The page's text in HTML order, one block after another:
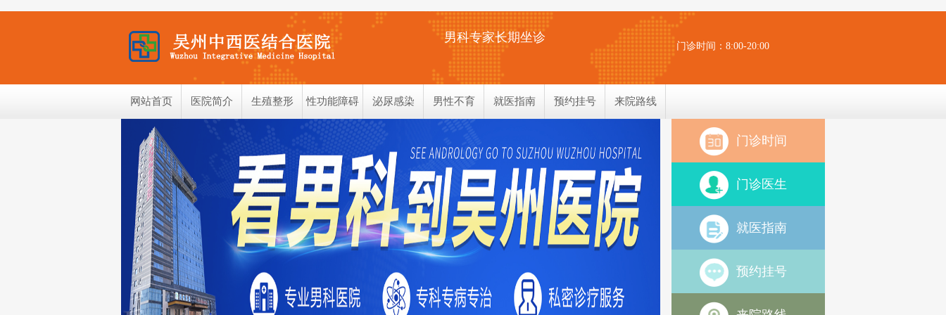
男科专家长期坐诊
门诊时间：8:00-20:00
网站首页 医院简介 生殖整形 性功能障碍 泌尿感染 男性不育 就医指南 预约挂号 来院路线
门诊时间
门诊医生
就医指南
预约挂号